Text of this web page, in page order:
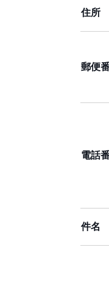
住所
郵便
電話
件名